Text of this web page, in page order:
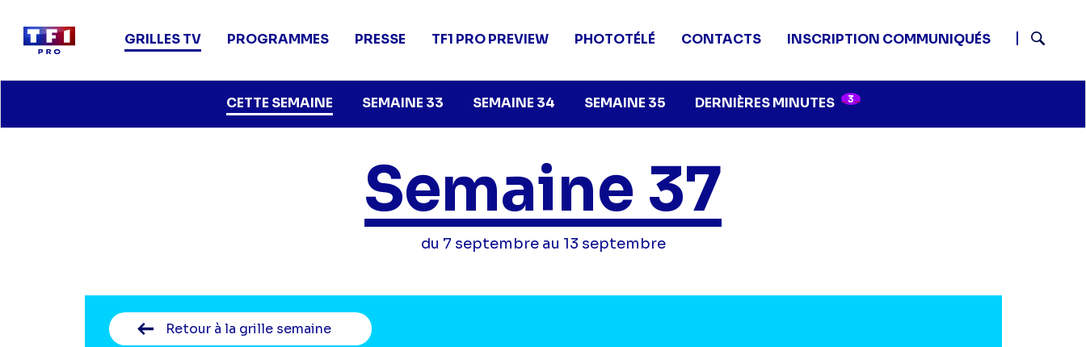
contenu
navigation
GRILLES TV
CETTE SEMAINE SEMAINE 33 SEMAINE 34 SEMAINE 35 DERNIÈRES MINUTES 3
PROGRAMMES PRESSE TF1 PRO PREVIEW PHOTOTÉLÉ CONTACTS
INSCRIPTION COMMUNIQUÉS
Semaine 37
du 7 septembre au 13 septembre
Retour à la grille semaine